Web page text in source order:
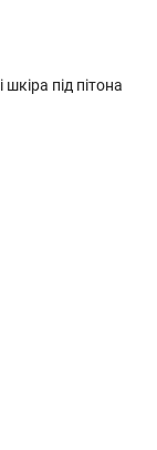
під пітона